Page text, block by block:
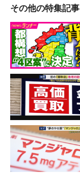
その他の特集記事